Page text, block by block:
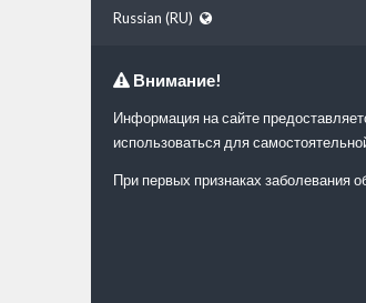
Russian (RU)
Внимание!
Информация на сайте
использоваться для
При первых признаках заболевания